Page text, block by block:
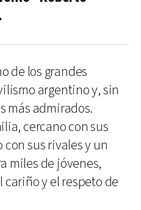
de los grandes
argentino y, sin
más admirados.
cercano con sus
sus rivales y un
miles de jóvenes,
cariño y el respeto de